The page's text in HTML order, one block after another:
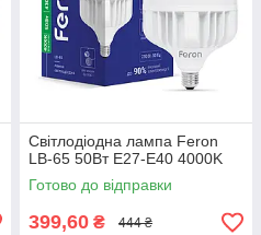
Світлодіодна лампа Feron
LB-65 50Вт E27-E40 4000K
Готово до відправки
399,60 ₴ 444 ₴